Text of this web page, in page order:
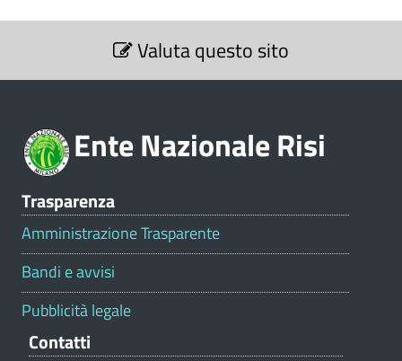
S
z
Valuta questo sito
Ente Nazionale Risi
Trasparenza
Amministrazione Trasparente
Bandi e avvisi
Pubblicità legale
Contatti